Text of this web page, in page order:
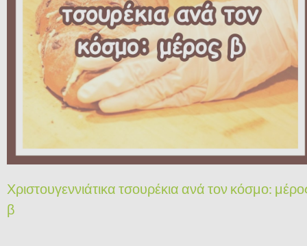
Χριστουγεννιάτικα τσουρέκια ανά τον κόσμο:
β